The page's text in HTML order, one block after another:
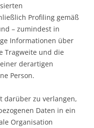
Profiling gemäß
– zumindest in
Informationen über
Tragweite und die
derartigen
Person.
darüber zu verlangen,
Daten in ein
Organisation